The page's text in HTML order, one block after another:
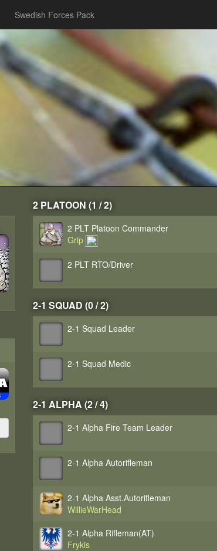
Swedish Forces Pack
2 PLATOON (1 / 2)
2 PLT Platoon Commander
Grip
2 PLT RTO/Driver
2-1 SQUAD (0 / 2)
2-1 Squad Leader
2-1 Squad Medic
2-1 ALPHA (2 / 4)
2-1 Alpha Fire Team Leader
2-1 Alpha Autorifleman
2-1 Alpha Asst.Autorifleman
WillieWarHead
2-1 Alpha Rifleman(AT)
Frykis